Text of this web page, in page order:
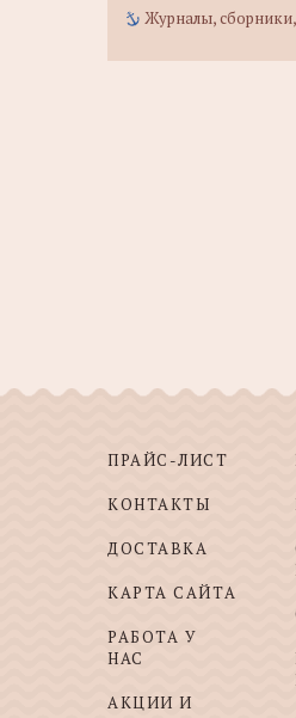
Журналы,
ПРАЙС-ЛИСТ
КОНТАКТЫ
ДОСТАВКА
КАРТА САЙТА
РАБОТА У
НАС
АКЦИИ И